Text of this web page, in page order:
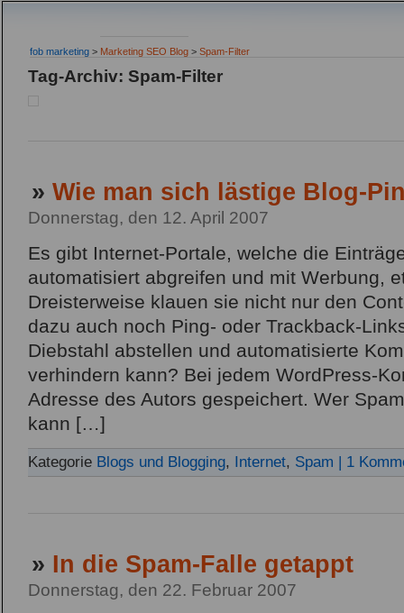
fob marketing > Marketing SEO Blog > Spam-Filter
Tag-Archiv: Spam-Filter
» Wie man sich lästige Blog-
Donnerstag, den 12. April 2007
Es gibt Internet-Portale, welche die
automatisiert abgreifen und mit Werbung,
Dreisterweise klauen sie nicht nur den
dazu auch noch Ping- oder Trackback-
Diebstahl abstellen und automatisierte
verhindern kann? Bei jedem WordPress-
Adresse des Autors gespeichert. Wer
kann […]
Kategorie Blogs und Blogging, Internet, Spam | 1
» In die Spam-Falle getappt
Donnerstag, den 22. Februar 2007